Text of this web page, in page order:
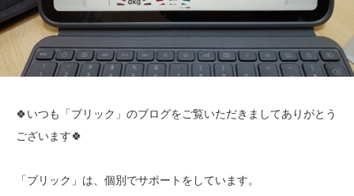
🍀いつも「ブリック」のブログをご覧いただきましてありがとう
ございます🍀
「ブリック」は、個別でサポートをしています。